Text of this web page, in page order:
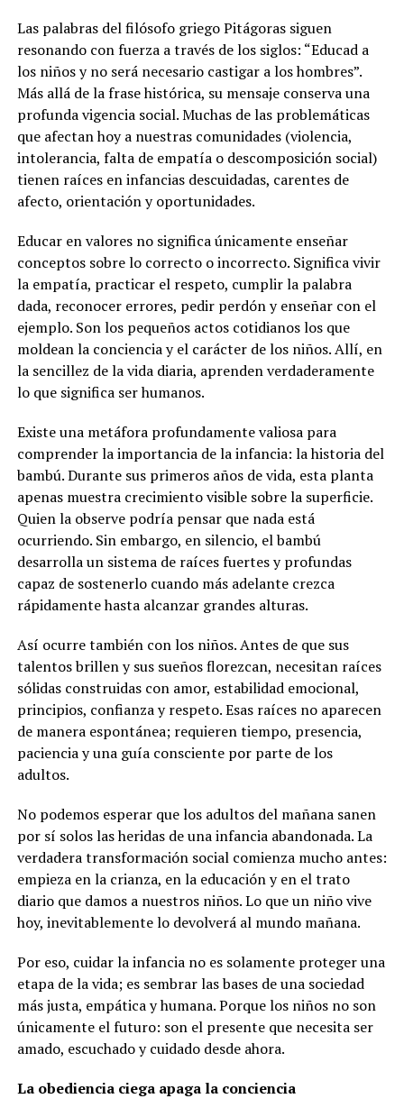
Las palabras del filósofo griego Pitágoras siguen
resonando con fuerza a través de los siglos: “Educad a
los niños y no será necesario castigar a los hombres”.
Más allá de la frase histórica, su mensaje conserva una
profunda vigencia social. Muchas de las problemáticas
que afectan hoy a nuestras comunidades (violencia,
intolerancia, falta de empatía o descomposición social)
tienen raíces en infancias descuidadas, carentes de
afecto, orientación y oportunidades.
Educar en valores no significa únicamente enseñar
conceptos sobre lo correcto o incorrecto. Significa vivir
la empatía, practicar el respeto, cumplir la palabra
dada, reconocer errores, pedir perdón y enseñar con el
ejemplo. Son los pequeños actos cotidianos los que
moldean la conciencia y el carácter de los niños. Allí, en
la sencillez de la vida diaria, aprenden verdaderamente
lo que significa ser humanos.
Existe una metáfora profundamente valiosa para
comprender la importancia de la infancia: la historia del
bambú. Durante sus primeros años de vida, esta planta
apenas muestra crecimiento visible sobre la superficie.
Quien la observe podría pensar que nada está
ocurriendo. Sin embargo, en silencio, el bambú
desarrolla un sistema de raíces fuertes y profundas
capaz de sostenerlo cuando más adelante crezca
rápidamente hasta alcanzar grandes alturas.
Así ocurre también con los niños. Antes de que sus
talentos brillen y sus sueños florezcan, necesitan raíces
sólidas construidas con amor, estabilidad emocional,
principios, confianza y respeto. Esas raíces no aparecen
de manera espontánea; requieren tiempo, presencia,
paciencia y una guía consciente por parte de los
adultos.
No podemos esperar que los adultos del mañana sanen
por sí solos las heridas de una infancia abandonada. La
verdadera transformación social comienza mucho antes:
empieza en la crianza, en la educación y en el trato
diario que damos a nuestros niños. Lo que un niño vive
hoy, inevitablemente lo devolverá al mundo mañana.
Por eso, cuidar la infancia no es solamente proteger una
etapa de la vida; es sembrar las bases de una sociedad
más justa, empática y humana. Porque los niños no son
únicamente el futuro: son el presente que necesita ser
amado, escuchado y cuidado desde ahora.
La obediencia ciega apaga la conciencia